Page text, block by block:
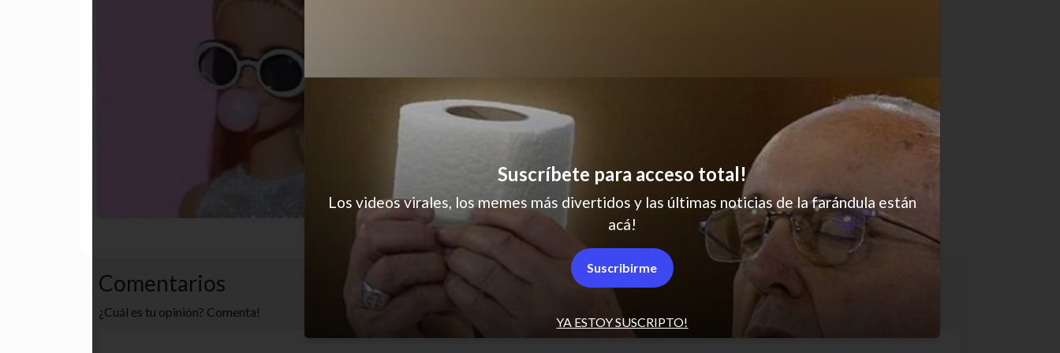
humor
Comentarios
¿Cuál es tu opinión? Comenta!
YA ESTOY SUSCRIPTO!
Suscríbete para acceso total!
Los videos virales, los memes más divertidos y las últimas noticias de la farándula están
acá!
Suscribirme